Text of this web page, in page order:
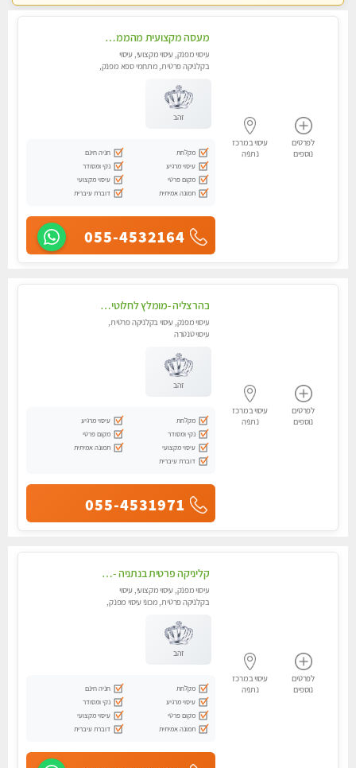
לפרטים
נוספים
עיסוי במרכז
נתניה
מעסה מקצועית מהממת ובלתי נשכחת !!!! מזמינה למפגש בלתי נשכח !!!
עיסוי מפנק, עיסוי מקצועי, עיסוי
בקלניקה פרטית, מתחמי ספא מפנק,
זהב
מקלחת
חניה חינם
עיסוי מרגיע
נקי ומסודר
מקום פרטי
עיסוי מקצועי
תמונה אמיתית
דוברת עיברית
055-4532164
לפרטים
נוספים
עיסוי במרכז
נתניה
בהרצליה -מומלץ לחלוטין!! כל סוגי העיסויים מעסה מקצועית ואיכותית פרטי!!!
עיסוי מפנק, עיסוי בקלניקה פרטית,
עיסוי טנטרה
זהב
מקלחת
עיסוי מרגיע
נקי ומסודר
מקום פרטי
עיסוי מקצועי
תמונה אמיתית
דוברת עיברית
055-4531971
לפרטים
נוספים
עיסוי במרכז
נתניה
קליניקה פרטית בנתניה -מעסה איכותית לעיסוי מקצועי ומפנק לכל שרירי הגוף...
עיסוי מפנק, עיסוי מקצועי, עיסוי
בקלניקה פרטית, מכוני עיסוי מפנק,
זהב
מקלחת
חניה חינם
עיסוי מרגיע
נקי ומסודר
מקום פרטי
עיסוי מקצועי
תמונה אמיתית
דוברת עיברית